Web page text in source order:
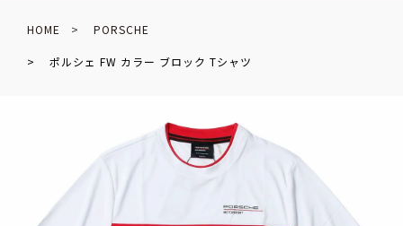
HOME PORSCHE
ポルシェ FW カラー ブロック Tシャツ